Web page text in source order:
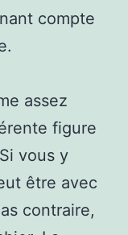
compte
assez
figure
vous y
être avec
contraire,